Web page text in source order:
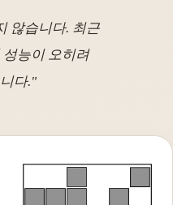
않습니다. 최근
능이 오히려
다."